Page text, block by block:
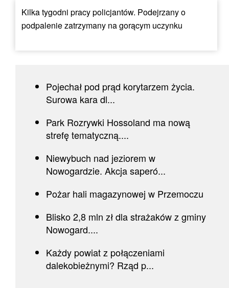
Kilka tygodni pracy policjantów. Podejrzany o
podpalenie zatrzymany na gorącym uczynku
Pojechał pod prąd korytarzem życia.
Surowa kara dl...
Park Rozrywki Hossoland ma nową
strefę tematyczną....
Niewybuch nad jeziorem w
Nowogardzie. Akcja saperó...
Pożar hali magazynowej w Przemoczu
Blisko 2,8 mln zł dla strażaków z gminy
Nowogard....
Każdy powiat z połączeniami
dalekobieżnymi? Rząd p...